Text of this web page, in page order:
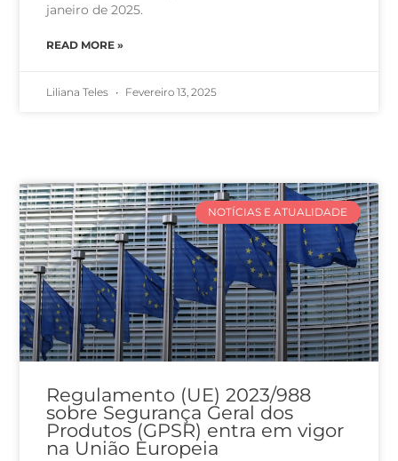
janeiro de 2025.
READ MORE »
Liliana Teles Fevereiro 13, 2025
NOTÍCIAS E ATUALIDADE
Regulamento (UE) 2023/988
sobre Segurança Geral dos
Produtos (GPSR) entra em vigor
na União Europeia